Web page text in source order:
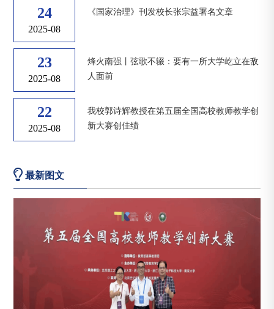
24
2025-08
《国家治理》刊发校长张宗益署名文章
23
2025-08
烽火南强丨弦歌不辍：要有一所大学屹立在敌
人面前
22
2025-08
我校郭诗辉教授在第五届全国高校教师教学创
新大赛创佳绩
最新图文